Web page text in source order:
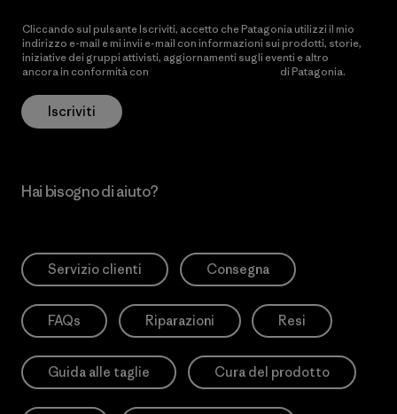
Cliccando sul pulsante Iscriviti, accetto che Patagonia utilizzi il mio
indirizzo e-mail e mi invii e-mail con informazioni sui prodotti, storie,
iniziative dei gruppi attivisti, aggiornamenti sugli eventi e altro
ancora in conformità con
di Patagonia.
Iscriviti
Hai bisogno di aiuto?
Servizio clienti Consegna
FAQs Riparazioni Resi
Guida alle taglie Cura del prodotto